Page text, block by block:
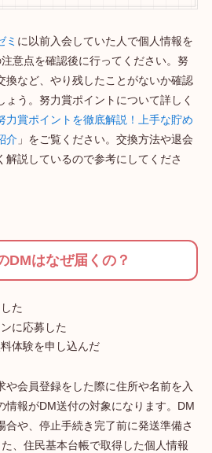
ミ に以前入会していた人で個人情報を
意点を確認後に行ってください。努
換など、やり残したことがないか確認
ょう。努力賞ポイントについて詳しく
力賞ポイントを徹底解説！上手な貯め
介」をご覧ください。交換方法や退会
解説しているので参考にしてくださ
DMはなぜ届くの？
た
に応募した
体験を申し込んだ
や会員登録をした際に住所や名前を入
情報がDM送付の対象になります。DM
合や、停止手続き完了前に発送準備さ
、住民基本台帳で取得した個人情報